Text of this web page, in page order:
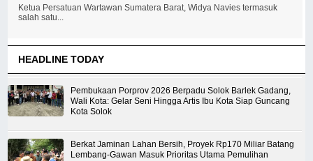
Ketua Persatuan Wartawan Sumatera Barat, Widya Navies termasuk
salah satu...
HEADLINE TODAY
Pembukaan Porprov 2026 Berpadu Solok Barlek Gadang,
Wali Kota: Gelar Seni Hingga Artis Ibu Kota Siap Guncang
Kota Solok
Berkat Jaminan Lahan Bersih, Proyek Rp170 Miliar Batang
Lembang-Gawan Masuk Prioritas Utama Pemulihan